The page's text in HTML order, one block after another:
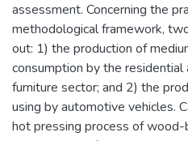
assessment. Concerning the
methodological framework,
out: 1) the production of
consumption by the residential
furniture sector; and 2) the
using by automotive vehicles.
hot pressing process of